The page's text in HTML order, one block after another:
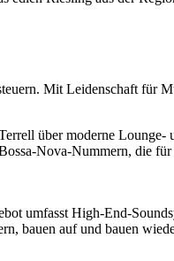
Mit Leidenschaft für
über moderne Lounge-
Nova-Nummern, die für
umfasst High-End-
bauen auf und bauen